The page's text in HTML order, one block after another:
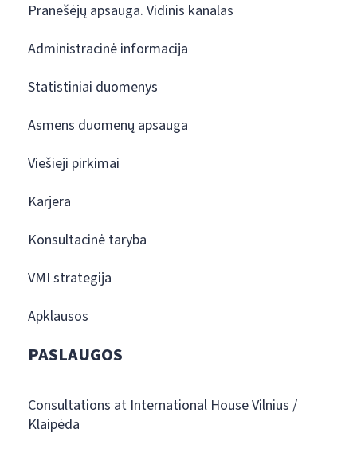
Pranešėjų apsauga. Vidinis kanalas
Administracinė informacija
Statistiniai duomenys
Asmens duomenų apsauga
Viešieji pirkimai
Karjera
Konsultacinė taryba
VMI strategija
Apklausos
PASLAUGOS
Consultations at International House Vilnius /
Klaipėda